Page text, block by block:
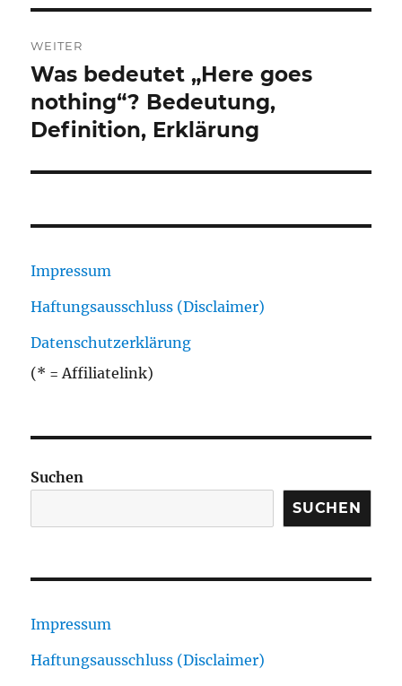
WEITER
Nächster
Beitrag:
Was bedeutet „Here goes
nothing“? Bedeutung,
Definition, Erklärung
Impressum
Haftungsausschluss (Disclaimer)
Datenschutzerklärung
(* = Affiliatelink)
Suchen
SUCHEN
Impressum
Haftungsausschluss (Disclaimer)